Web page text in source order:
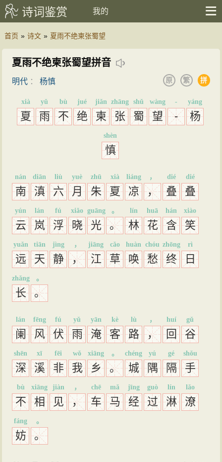
诗词鉴赏 我的
首页 » 诗文 » 夏雨不绝柬张蜀望
夏雨不绝柬张蜀望拼音
明代 ：杨慎 拼
繁
原
夏
xià
雨
yǔ
不
bù
绝
jué
柬
jiǎn
张
zhāng
蜀
shǔ
望
wàng
-
-
杨
yáng
慎
shèn
南
nán
滇
diān
六
liù
月
yuè
朱
zhū
夏
xià
凉
liáng
，
，
叠
dié
叠
dié
云
yún
岚
lán
浮
fú
晓
xiǎo
光
guāng
。
。
林
lín
花
huā
含
hán
笑
xiào
远
yuǎn
天
tiān
静
jìng
，
，
江
jiāng
草
cǎo
唤
huàn
愁
chóu
终
zhōng
日
rì
长
zhǎng
。
。
阑
lán
风
fēng
伏
fú
雨
yǔ
淹
yān
客
kè
路
lù
，
，
回
huí
谷
gǔ
深
shēn
溪
xī
非
fēi
我
wǒ
乡
xiāng
。
。
城
chéng
隅
yú
隔
gé
手
shǒu
不
bù
相
xiāng
见
jiàn
，
，
车
chē
马
mǎ
经
jīng
过
guò
淋
lín
潦
lǎo
妨
fáng
。
。